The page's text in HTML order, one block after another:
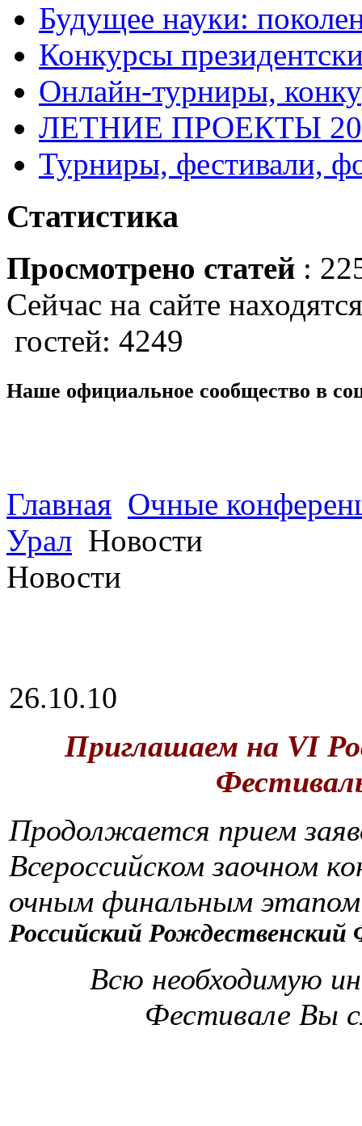
Будущее науки:
Конкурсы
Онлайн-турниры,
ЛЕТНИЕ ПРОЕКТЫ
Турниры, фестивали,
Статистика
Просмотрено статей :
Сейчас на сайте
гостей: 4249
Наше официальное сообщество в
Главная Очные
Урал Новости
Новости
26.10.10
Приглашаем на VI
Продолжается прием
Всероссийском заочном
очным финальным
Российский Рождественский
Всю необходимую
Фестивале Вы